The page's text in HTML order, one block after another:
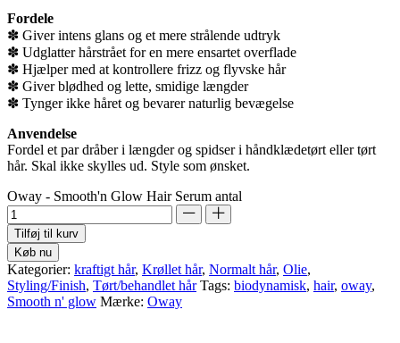
Fordele
✽ Giver intens glans og et mere strålende udtryk
✽ Udglatter hårstrået for en mere ensartet overflade
✽ Hjælper med at kontrollere frizz og flyvske hår
✽ Giver blødhed og lette, smidige længder
✽ Tynger ikke håret og bevarer naturlig bevægelse
Anvendelse
Fordel et par dråber i længder og spidser i håndklædetørt eller tørt
hår. Skal ikke skylles ud. Style som ønsket.
Oway - Smooth'n Glow Hair Serum antal
Tilføj til kurv
Køb nu
Kategorier: kraftigt hår, Krøllet hår, Normalt hår, Olie,
Styling/Finish, Tørt/behandlet hår Tags: biodynamisk, hair, oway,
Smooth n' glow Mærke: Oway